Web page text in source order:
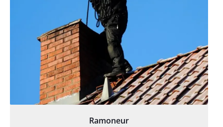
Ramoneur